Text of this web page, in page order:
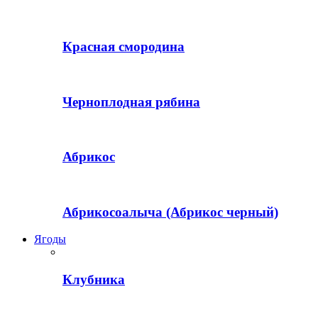
Красная смородина
Черноплодная рябина
Абрикос
Абрикосоалыча (Абрикос черный)
Ягоды
Клубника